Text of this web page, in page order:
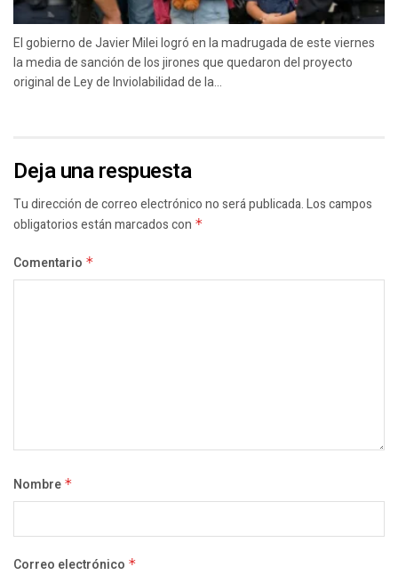
El gobierno de Javier Milei logró en la madrugada de este viernes
la media de sanción de los jirones que quedaron del proyecto
original de Ley de Inviolabilidad de la...
Deja una respuesta
Tu dirección de correo electrónico no será publicada.Los campos
obligatorios están marcados con *
Comentario *
Nombre *
Correo electrónico *